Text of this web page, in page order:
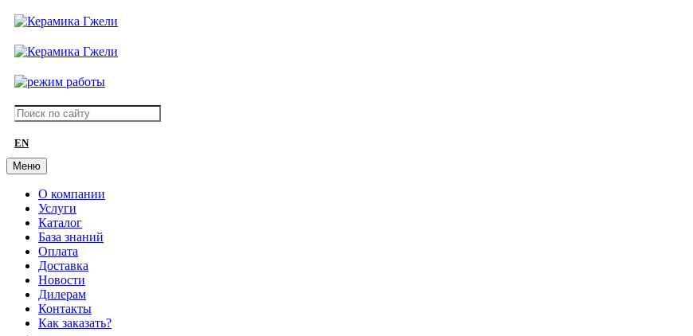
EN
Меню
О компании
Услуги
Каталог
База знаний
Оплата
Доставка
Новости
Дилерам
Контакты
Как заказать?